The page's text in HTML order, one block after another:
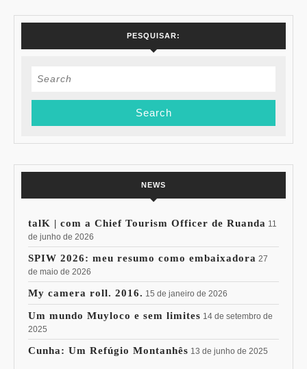
PESQUISAR:
Search
NEWS
talK | com a Chief Tourism Officer de Ruanda 11
de junho de 2026
SPIW 2026: meu resumo como embaixadora 27
de maio de 2026
My camera roll. 2016. 15 de janeiro de 2026
Um mundo Muyloco e sem limites 14 de setembro de
2025
Cunha: Um Refúgio Montanhês 13 de junho de 2025